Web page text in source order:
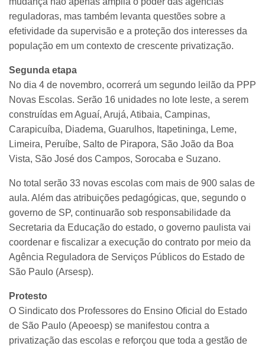
reguladoras, mas também levanta questões sobre a
efetividade da supervisão e a proteção dos interesses da
população em um contexto de crescente privatização.
Segunda etapa
No dia 4 de novembro, ocorrerá um segundo leilão da PPP
Novas Escolas. Serão 16 unidades no lote leste, a serem
construídas em Aguaí, Arujá, Atibaia, Campinas,
Carapicuíba, Diadema, Guarulhos, Itapetininga, Leme,
Limeira, Peruíbe, Salto de Pirapora, São João da Boa
Vista, São José dos Campos, Sorocaba e Suzano.
No total serão 33 novas escolas com mais de 900 salas de
aula. Além das atribuições pedagógicas, que, segundo o
governo de SP, continuarão sob responsabilidade da
Secretaria da Educação do estado, o governo paulista vai
coordenar e fiscalizar a execução do contrato por meio da
Agência Reguladora de Serviços Públicos do Estado de
São Paulo (Arsesp).
Protesto
O Sindicato dos Professores do Ensino Oficial do Estado
de São Paulo (Apeoesp) se manifestou contra a
privatização das escolas e reforçou que toda a gestão de